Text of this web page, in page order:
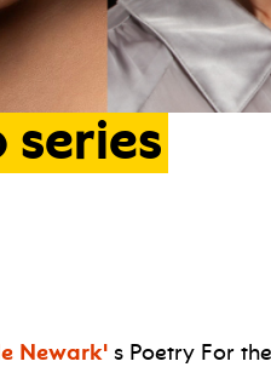
series
Newark' s Poetry For